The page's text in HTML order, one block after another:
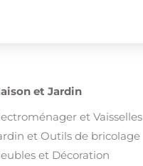
et Jardin
et Vaisselles
et Outils de bricolage
et Décoration